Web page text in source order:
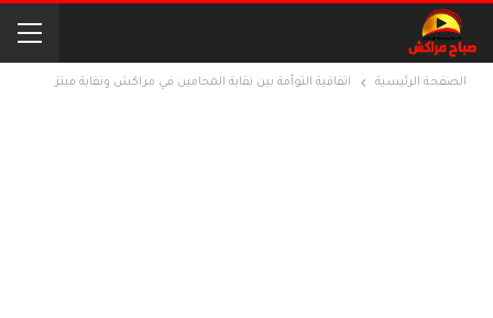
الصفحة الرئيسية اتفاقية التوأمة بين نقابة المحامين في مراكش ونقابة ميتز